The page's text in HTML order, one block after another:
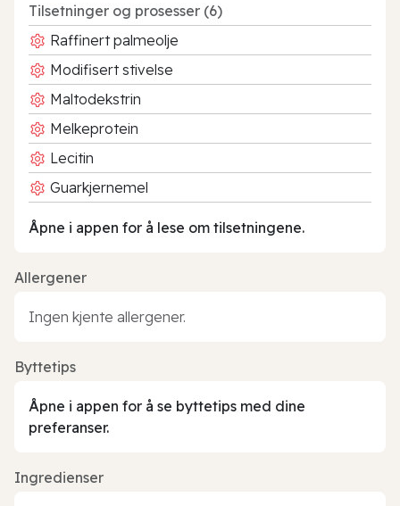
Tilsetninger og prosesser (6)
Raffinert palmeolje
Modifisert stivelse
Maltodekstrin
Melkeprotein
Lecitin
Guarkjernemel
Åpne i appen for å lese om tilsetningene.
Allergener
Ingen kjente allergener.
Byttetips
Åpne i appen for å se byttetips med dine
preferanser.
Ingredienser